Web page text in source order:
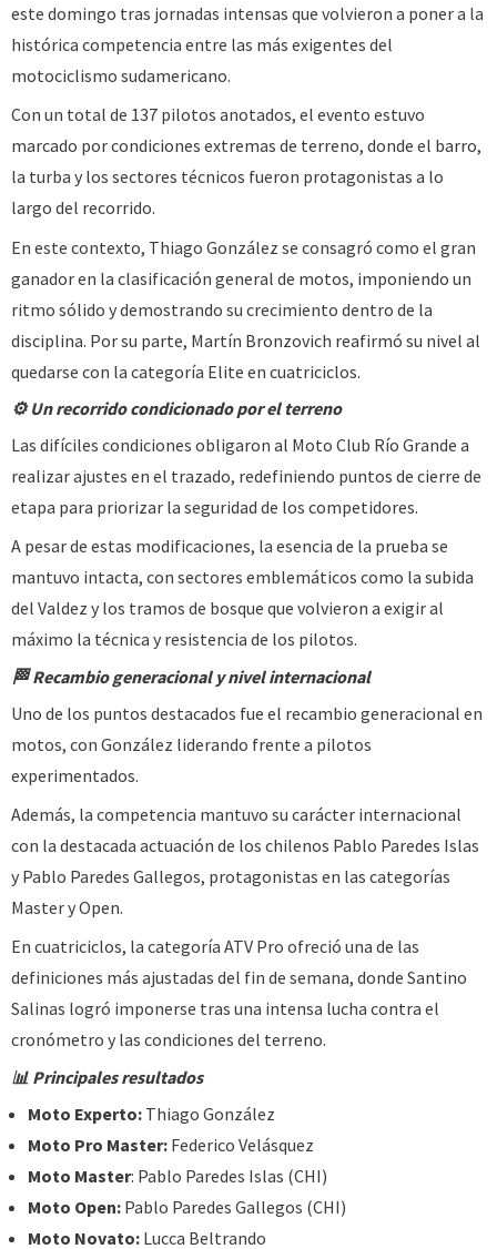
este domingo tras jornadas intensas que volvieron a poner a la
histórica competencia entre las más exigentes del
motociclismo sudamericano.
Con un total de 137 pilotos anotados, el evento estuvo
marcado por condiciones extremas de terreno, donde el barro,
la turba y los sectores técnicos fueron protagonistas a lo
largo del recorrido.
En este contexto, Thiago González se consagró como el gran
ganador en la clasificación general de motos, imponiendo un
ritmo sólido y demostrando su crecimiento dentro de la
disciplina. Por su parte, Martín Bronzovich reafirmó su nivel al
quedarse con la categoría Elite en cuatriciclos.
⚙️ Un recorrido condicionado por el terreno
Las difíciles condiciones obligaron al Moto Club Río Grande a
realizar ajustes en el trazado, redefiniendo puntos de cierre de
etapa para priorizar la seguridad de los competidores.
A pesar de estas modificaciones, la esencia de la prueba se
mantuvo intacta, con sectores emblemáticos como la subida
del Valdez y los tramos de bosque que volvieron a exigir al
máximo la técnica y resistencia de los pilotos.
🏁 Recambio generacional y nivel internacional
Uno de los puntos destacados fue el recambio generacional en
motos, con González liderando frente a pilotos
experimentados.
Además, la competencia mantuvo su carácter internacional
con la destacada actuación de los chilenos Pablo Paredes Islas
y Pablo Paredes Gallegos, protagonistas en las categorías
Master y Open.
En cuatriciclos, la categoría ATV Pro ofreció una de las
definiciones más ajustadas del fin de semana, donde Santino
Salinas logró imponerse tras una intensa lucha contra el
cronómetro y las condiciones del terreno.
📊 Principales resultados
Moto Experto:Thiago González
Moto Pro Master:Federico Velásquez
Moto Master: Pablo Paredes Islas (CHI)
Moto Open:Pablo Paredes Gallegos (CHI)
Moto Novato:Lucca Beltrando